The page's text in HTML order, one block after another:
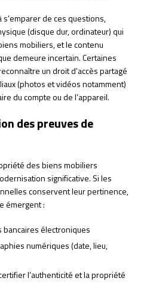
s’emparer de ces questions,
(disque dur, ordinateur) qui
mobiliers, et le contenu
demeure incertain. Certaines
un droit d’accès partagé
(photos et vidéos notamment)
du compte ou de l’appareil.
des preuves de
des biens mobiliers
significative. Si les
conservent leur pertinence,
émergent :
électroniques
numériques (date, lieu,
l’authenticité et la propriété